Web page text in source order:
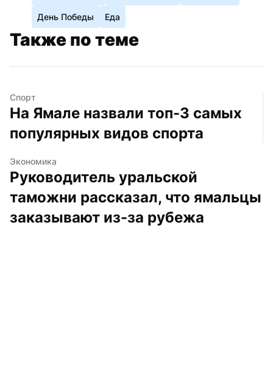
День Победы Еда
Также по теме
Спорт
На Ямале назвали топ-3 самых
популярных видов спорта
Экономика
Руководитель уральской
таможни рассказал, что ямальцы
заказывают из-за рубежа